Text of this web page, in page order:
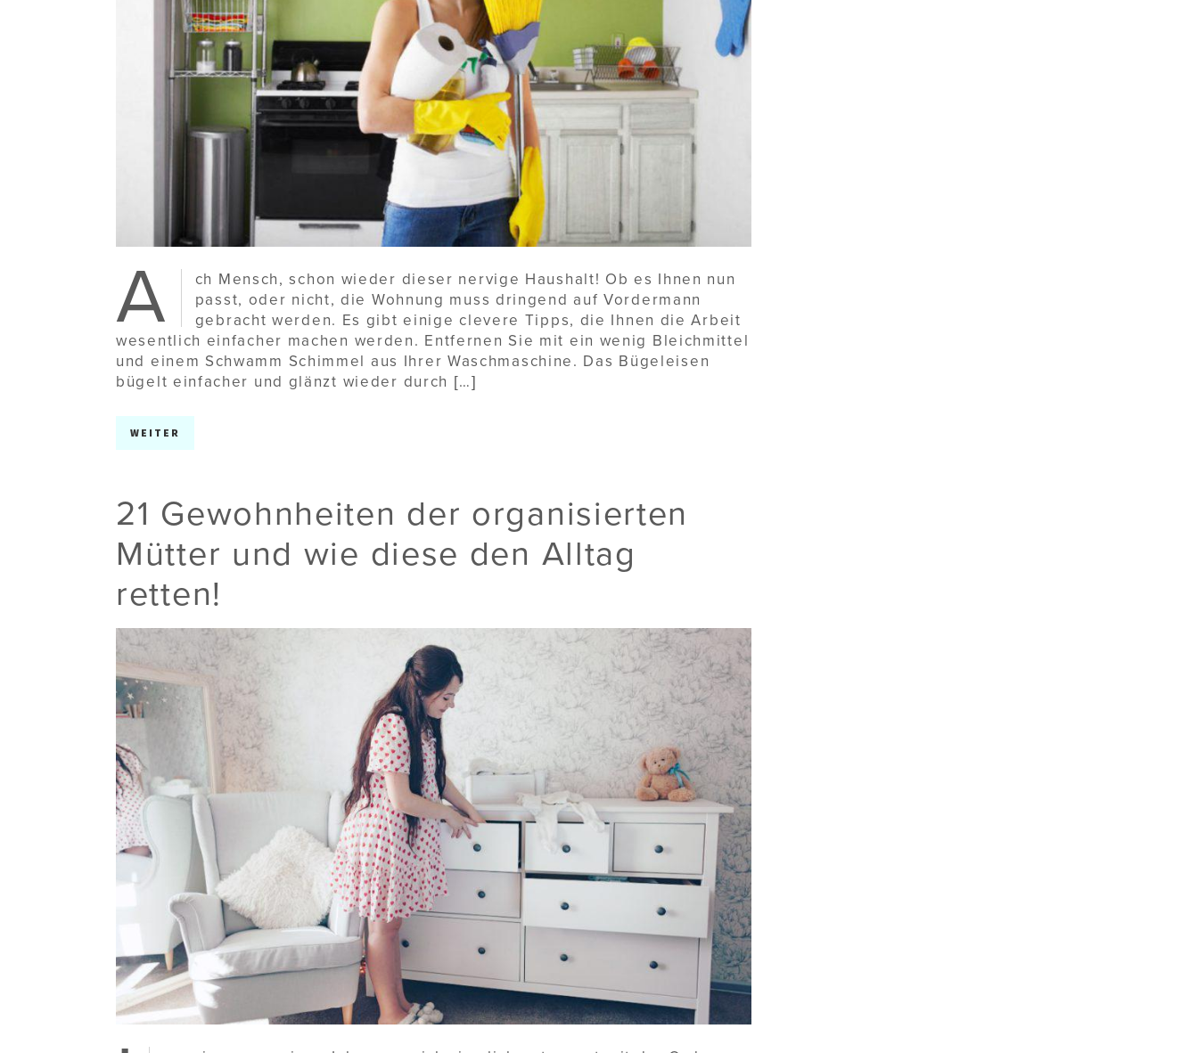
A
ch Mensch, schon wieder dieser nervige Haushalt! Ob es Ihnen nun
passt, oder nicht, die Wohnung muss dringend auf Vordermann
gebracht werden. Es gibt einige clevere Tipps, die Ihnen die Arbeit
wesentlich einfacher machen werden. Entfernen Sie mit ein wenig Bleichmittel
und einem Schwamm Schimmel aus Ihrer Waschmaschine. Das Bügeleisen
bügelt einfacher und glänzt wieder durch […]
WEITER
21 Gewohnheiten der organisierten
Mütter und wie diese den Alltag
retten!